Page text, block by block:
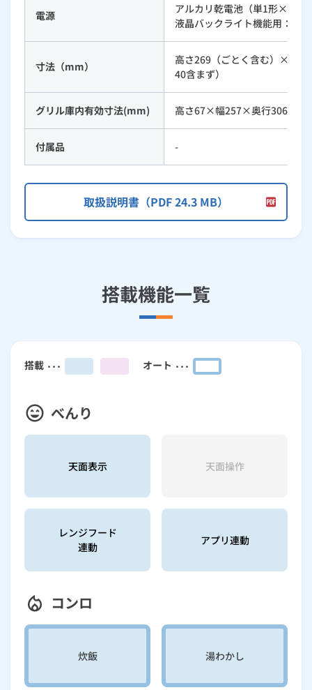
電源
アルカリ乾電池（単1形×2）
液晶バックライト機能用：ア
寸法（mm）
高さ269（ごとく含む）×幅
40含まず）
グリル庫内有効寸法(mm) 高さ67×幅257×奥行306
付属品 -
取扱説明書（PDF 24.3 MB）
搭載機能一覧
搭載 オート
べんり
天面表示 天面操作
レンジフード
連動
アプリ連動
コンロ
炊飯 湯わかし